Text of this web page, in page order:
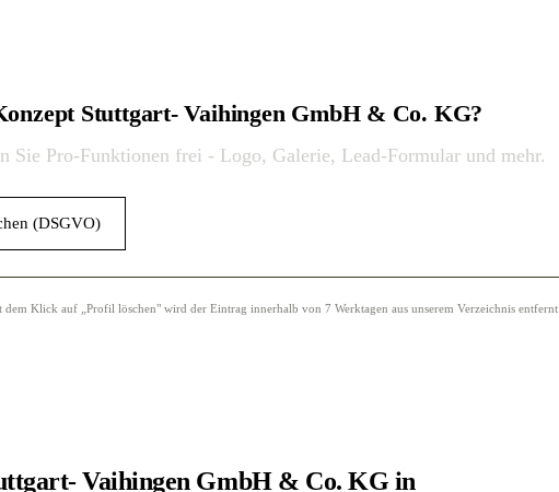
Stuttgart- Vaihingen GmbH & Co. KG?
Sie Pro-Funktionen frei - Logo, Galerie, Lead-Formular und mehr.
(DSGVO)
Klick auf „Profil löschen" wird der Eintrag innerhalb von 7 Werktagen aus unserem Verzeichnis entfernt.
Vaihingen GmbH & Co. KG in